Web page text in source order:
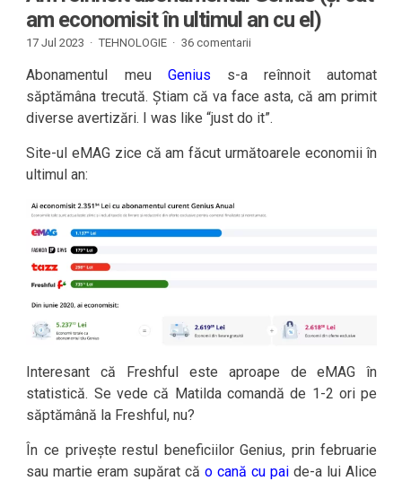
am economisit în ultimul an cu el)
17 Jul 2023 · TEHNOLOGIE · 36 comentarii
Abonamentul meu Genius s-a reînnoit automat
săptămâna trecută. Știam că va face asta, că am primit
diverse avertizări. I was like “just do it”.
Site-ul eMAG zice că am făcut următoarele economii în
ultimul an:
Interesant că Freshful este aproape de eMAG în
statistică. Se vede că Matilda comandă de 1-2 ori pe
săptămână la Freshful, nu?
În ce privește restul beneficiilor Genius, prin februarie
sau martie eram supărat căo cană cu pai de-a lui Alice